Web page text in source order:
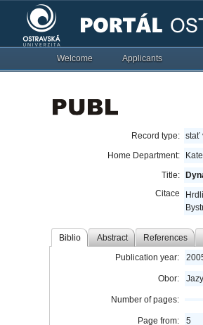
Welcome Applicants
Record type: stať
Home Department:
Title:
Citace
Biblio Abstract References
Publication year:
Obor:
Number of pages:
Page from: 5